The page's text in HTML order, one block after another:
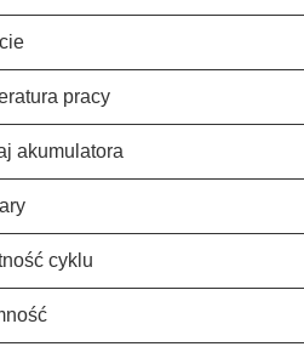
pracy
akumulatora
cyklu